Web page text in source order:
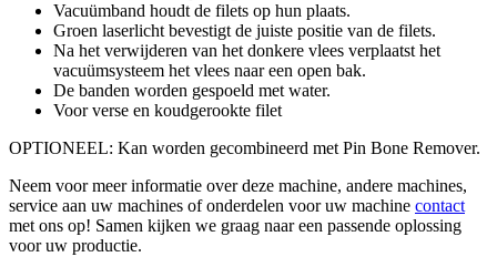
Vacuümband houdt de filets op hun plaats.
Groen laserlicht bevestigt de juiste positie van de filets.
Na het verwijderen van het donkere vlees verplaatst het
vacuümsysteem het vlees naar een open bak.
De banden worden gespoeld met water.
Voor verse en koudgerookte filet
OPTIONEEL: Kan worden gecombineerd met Pin Bone Remover.
Neem voor meer informatie over deze machine, andere machines,
service aan uw machines of onderdelen voor uw machine contact
met ons op! Samen kijken we graag naar een passende oplossing
voor uw productie.